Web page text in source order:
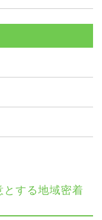
とする地域密着